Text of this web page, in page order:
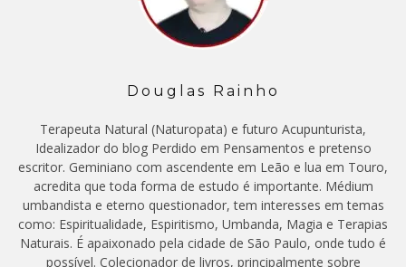
Douglas Rainho
Terapeuta Natural (Naturopata) e futuro Acupunturista,
Idealizador do blog Perdido em Pensamentos e pretenso
escritor. Geminiano com ascendente em Leão e lua em Touro,
acredita que toda forma de estudo é importante. Médium
umbandista e eterno questionador, tem interesses em temas
como: Espiritualidade, Espiritismo, Umbanda, Magia e Terapias
Naturais. É apaixonado pela cidade de São Paulo, onde tudo é
possível. Colecionador de livros, principalmente sobre